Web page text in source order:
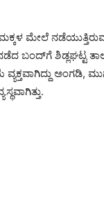
ಮೇಲೆ ನಡೆಯುತ್ತಿರುವ
ಬಂದ್‌ಗೆ ಶಿಡ್ಲಘಟ್ಟ
ವ್ಯಕ್ತವಾಗಿದ್ದು ಅಂಗಡಿ,